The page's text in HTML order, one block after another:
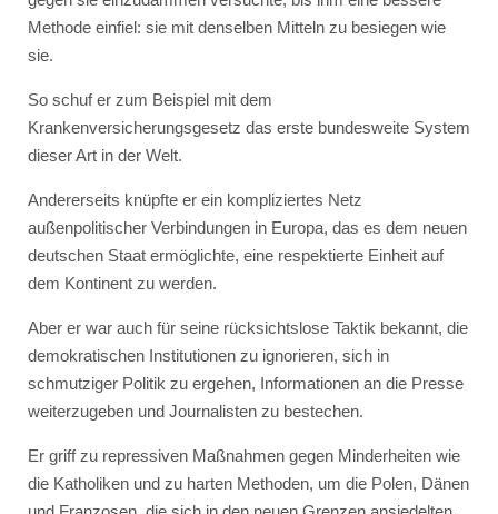
Methode einfiel: sie mit denselben Mitteln zu besiegen wie
sie.
So schuf er zum Beispiel mit dem
Krankenversicherungsgesetz das erste bundesweite System
dieser Art in der Welt.
Andererseits knüpfte er ein kompliziertes Netz
außenpolitischer Verbindungen in Europa, das es dem neuen
deutschen Staat ermöglichte, eine respektierte Einheit auf
dem Kontinent zu werden.
Aber er war auch für seine rücksichtslose Taktik bekannt, die
demokratischen Institutionen zu ignorieren, sich in
schmutziger Politik zu ergehen, Informationen an die Presse
weiterzugeben und Journalisten zu bestechen.
Er griff zu repressiven Maßnahmen gegen Minderheiten wie
die Katholiken und zu harten Methoden, um die Polen, Dänen